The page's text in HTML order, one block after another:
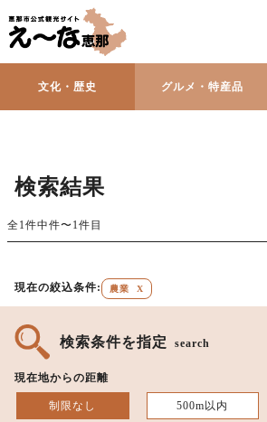
文化・歴史 グルメ・特産品
検索結果
全1件中件〜1件目
現在の絞込条件: 農業 X
検索条件を指定 search
現在地からの距離
制限なし 500m以内